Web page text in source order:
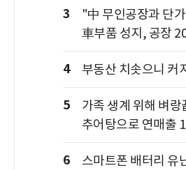
3
"中 무인공장과 단
車부품 성지, 공장
4 부동산 치솟으니 커
5
가족 생계 위해 벼
추어탕으로 연매출
6
스마트폰 배터리 유